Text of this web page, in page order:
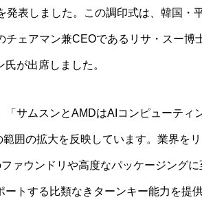
表しました。この調印式は、韓国・
ェアマン兼CEOであるリサ・スー博
が出席しました。
サムスンとAMDはAIコンピューティ
囲の拡大を反映しています。業界を
ァウンドリや高度なパッケージングに
トする比類なきターンキー能力を提